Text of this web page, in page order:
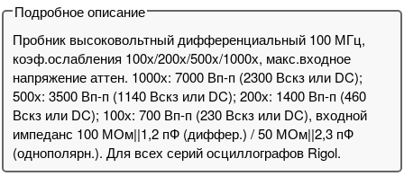
Подробное описание
Пробник высоковольтный дифференциальный 100 МГц,
коэф.ослабления 100х/200х/500x/1000х, макс.входное
напряжение аттен. 1000х: 7000 Вп-п (2300 Вскз или DC);
500х: 3500 Вп-п (1140 Вскз или DC); 200х: 1400 Вп-п (460
Вскз или DC); 100х: 700 Вп-п (230 Вскз или DC), входной
импеданс 100 МОм||1,2 пФ (диффер.) / 50 МОм||2,3 пФ
(однополярн.). Для всех серий осциллографов Rigol.